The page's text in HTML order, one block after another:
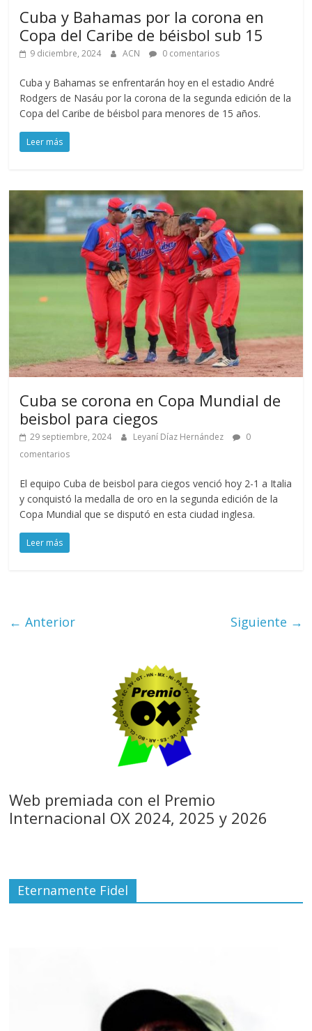
Cuba y Bahamas por la corona en
Copa del Caribe de béisbol sub 15
9 diciembre, 2024 ACN 0 comentarios
Cuba y Bahamas se enfrentarán hoy en el estadio André
Rodgers de Nasáu por la corona de la segunda edición de la
Copa del Caribe de béisbol para menores de 15 años.
Leer más
Cuba se corona en Copa Mundial de
beisbol para ciegos
29 septiembre, 2024 Leyaní Díaz Hernández
0
comentarios
El equipo Cuba de beisbol para ciegos venció hoy 2-1 a Italia
y conquistó la medalla de oro en la segunda edición de la
Copa Mundial que se disputó en esta ciudad inglesa.
Leer más
← Anterior Siguiente →
Web premiada con el Premio
Internacional OX 2024, 2025 y 2026
Eternamente Fidel